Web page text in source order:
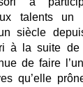
talents
siècle
à la suite de
de faire
qu’elle